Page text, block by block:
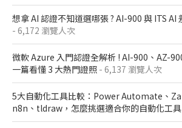
想拿 AI 認證不知道選哪張 ? AI-900 與 ITS AI
- 6,172 瀏覽人次
微軟 Azure 入門認證全解析​ ! AI-900、AZ-
一篇看懂 3 大熱門證照​ - 6,137 瀏覽人次
5大自動化工具比較：Power Automate、
n8n、tldraw，怎麼挑選適合你的自動化工具